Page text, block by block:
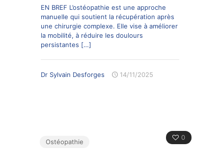
EN BREF L’ostéopathie est une approche
manuelle qui soutient la récupération après
une chirurgie complexe. Elle vise à améliorer
la mobilité, à réduire les doulours
persistantes […]
Dr Sylvain Desforges 14/11/2025
0
Ostéopathie